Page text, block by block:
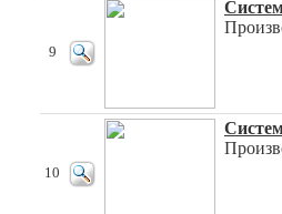
9
10